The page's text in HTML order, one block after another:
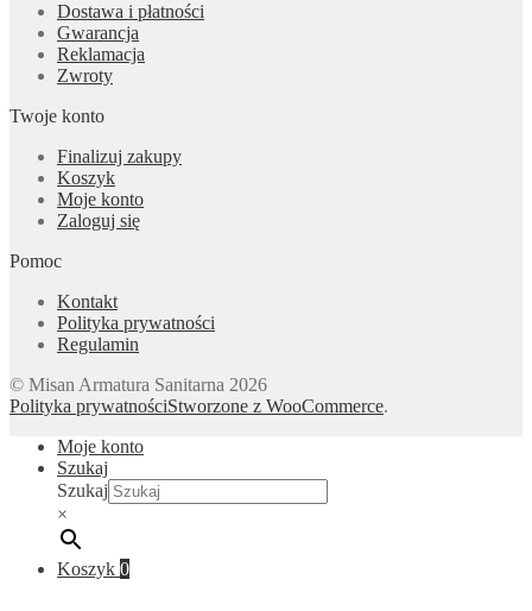
Dostawa i płatności
Gwarancja
Reklamacja
Zwroty
Twoje konto
Finalizuj zakupy
Koszyk
Moje konto
Zaloguj się
Pomoc
Kontakt
Polityka prywatności
Regulamin
© Misan Armatura Sanitarna 2026
Polityka prywatnościStworzone z WooCommerce.
Moje konto
Szukaj
Szukaj
×
Koszyk 0